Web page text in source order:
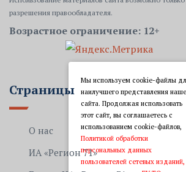
разрешения правообладателя.
Возрастное ограничение: 12+
Страницы
О нас
ИА «Регион 71»
Мы используем cookie-файлы
наилучшего представления
сайта. Продолжая использовать
этот сайт, вы соглашаетесь с
использованием cookie-файлов,
Политикой обработки
персональных данных
пользователей сетевых изданий,